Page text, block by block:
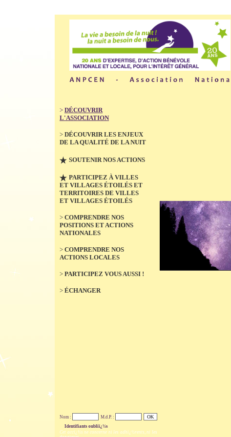
> DÉCOUVRIR
L'ASSOCIATION
> DÉCOUVRIR LES ENJEUX
DE LA QUALITÉ DE LA NUIT
SOUTENIR NOS ACTIONS
PARTICIPEZ À VILLES
ET VILLAGES ÉTOILÉS ET
TERRITOIRES DE VILLES
ET VILLAGES ÉTOILÉS
> COMPRENDRE NOS
POSITIONS ET ACTIONS
NATIONALES
> COMPRENDRE NOS
ACTIONS LOCALES
> PARTICIPEZ VOUS AUSSI !
> ÉCHANGER
Nom :
M.d.P. :
Identifiants oubliï¿½s
Cet accï¿½s ne concerne ni les adhï¿½rents, ni les